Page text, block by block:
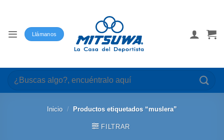
Llámanos
Buscar
por:
Inicio / Productos etiquetados “muslera”
FILTRAR